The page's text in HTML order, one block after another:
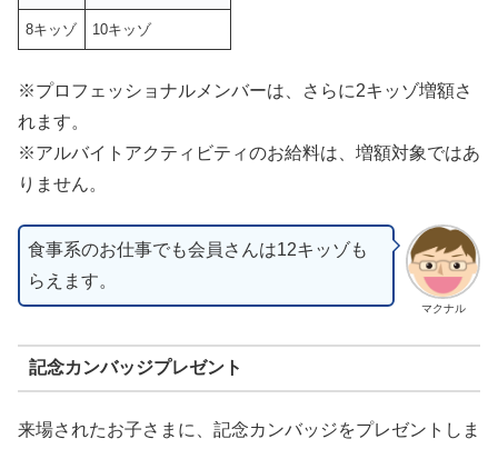
8キッゾ 10キッゾ
※プロフェッショナルメンバーは、さらに2キッゾ増額さ
れます。
※アルバイトアクティビティのお給料は、増額対象ではあ
りません。
マクナル
食事系のお仕事でも会員さんは12キッゾも
らえます。
記念カンバッジプレゼント
来場されたお子さまに、記念カンバッジをプレゼントしま